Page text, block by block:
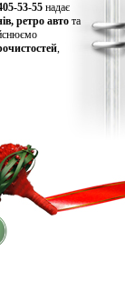
53-55 надає
ретро авто та
,